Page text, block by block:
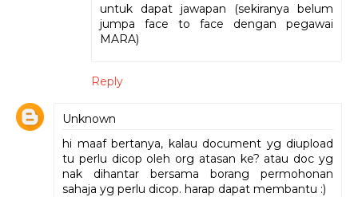
untuk dapat jawapan (sekiranya belum
jumpa face to face dengan pegawai
MARA)
Reply
Unknown
hi maaf bertanya, kalau document yg diupload
tu perlu dicop oleh org atasan ke? atau doc yg
nak dihantar bersama borang permohonan
sahaja yg perlu dicop. harap dapat membantu :)